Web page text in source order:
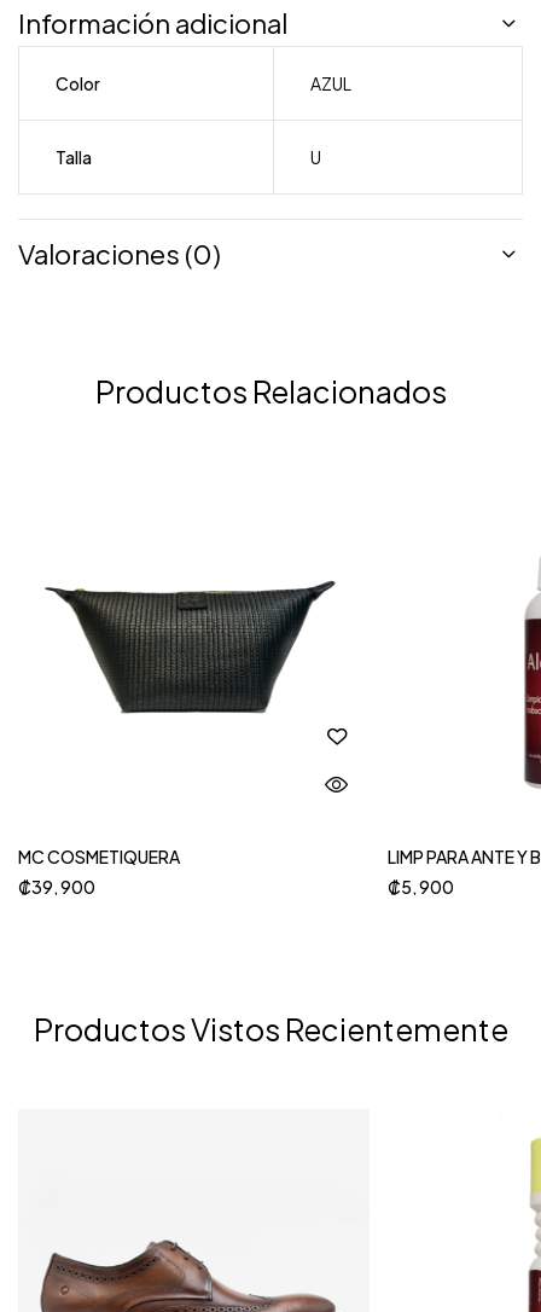
Información adicional
Color AZUL
Talla U
Valoraciones (0)
Productos Relacionados
MC COSMETIQUERA
₡39, 900
LIMP PARA ANTE Y
₡5, 900
Productos Vistos Recientemente